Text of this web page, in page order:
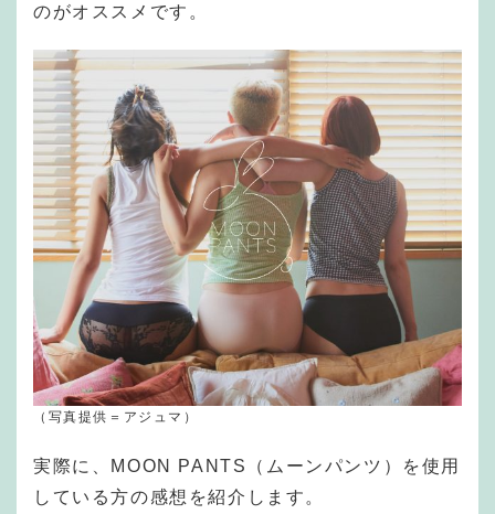
のがオススメです。
（写真提供＝アジュマ）
実際に、MOON PANTS（ムーンパンツ）を使用
している方の感想を紹介します。